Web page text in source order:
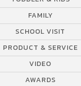
FAMILY
SCHOOL VISIT
PRODUCT & SERVICE
VIDEO
AWARDS